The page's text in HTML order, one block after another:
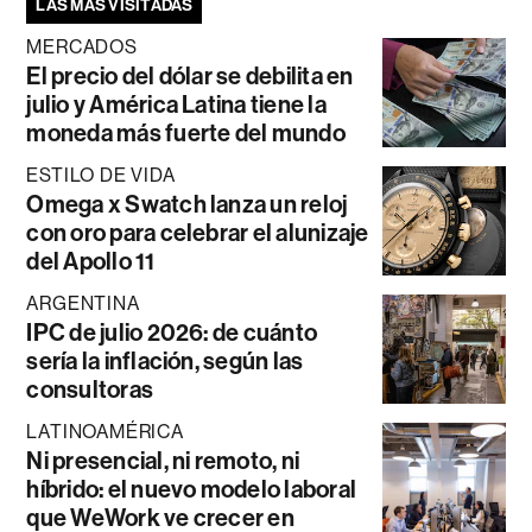
LAS MÁS VISITADAS
MERCADOS
El precio del dólar se debilita en
julio y América Latina tiene la
moneda más fuerte del mundo
ESTILO DE VIDA
Omega x Swatch lanza un reloj
con oro para celebrar el alunizaje
del Apollo 11
ARGENTINA
IPC de julio 2026: de cuánto
sería la inflación, según las
consultoras
LATINOAMÉRICA
Ni presencial, ni remoto, ni
híbrido: el nuevo modelo laboral
que WeWork ve crecer en